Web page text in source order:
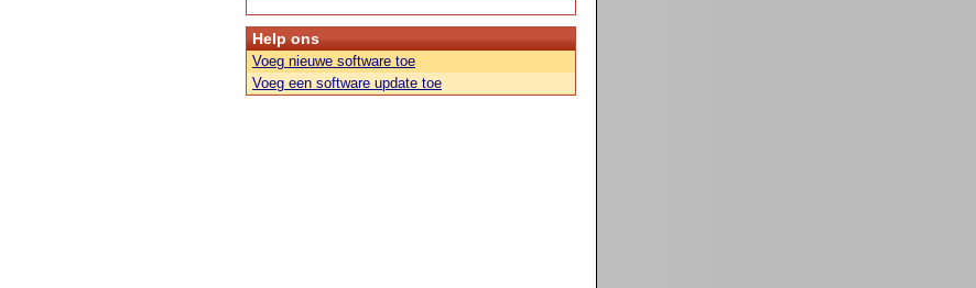
Help ons
Voeg nieuwe software toe
Voeg een software update toe